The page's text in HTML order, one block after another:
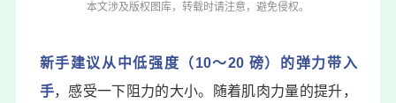
本文涉及版权图库，转载时请注意，避免侵权。
新手建议从中低强度 （10～20 磅）
的弹力带入
手，感受一下阻力的大小。随着肌肉力量的提升，